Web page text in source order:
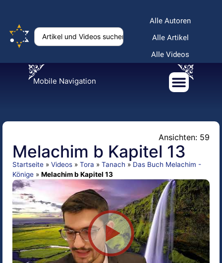
Alle Autoren
Alle Artikel
Alle Videos
Mobile Navigation
Ansichten: 59
Melachim b Kapitel 13
Startseite » Videos » Tora » Tanach » Das Buch Melachim -
Könige » Melachim b Kapitel 13